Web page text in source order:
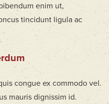
enim ut,
tincidunt ligula ac
congue ex commodo vel.
mauris dignissim id.